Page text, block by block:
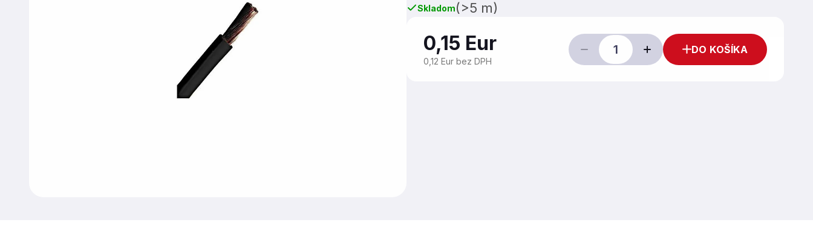
Skladom(>5 m)
0,15 Eur
0,12 Eur bez DPH
DO KOŠÍKA